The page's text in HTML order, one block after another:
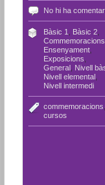
No hi ha
Bàsic 1 Bàsic 2,
Commemoracions
Ensenyament,
Exposicions
General, Nivell
Nivell elemental,
Nivell intermedi
commemoracions
cursos